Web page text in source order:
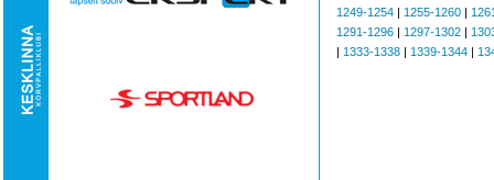
1249-1254 | 1255-1260 |
1291-1296 | 1297-1302 |
| 1333-1338 | 1339-1344 |